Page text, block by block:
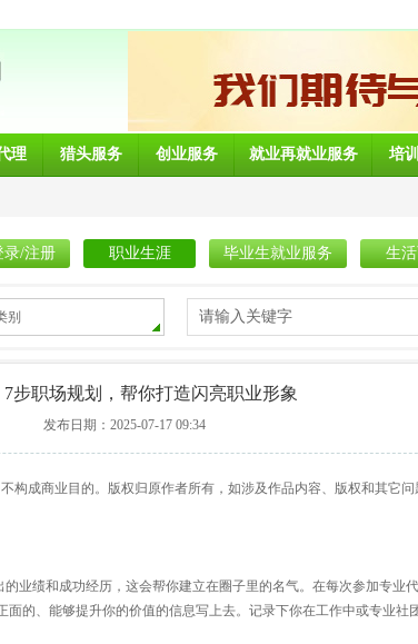
理 猎头服务 创业服务 就业再就业服务 培
录/注册 职业生涯 毕业生就业服务 生
别 请输入关键字
7步职场规划，帮你打造闪亮职业形象
发布日期：2025-07-17 09:34
构成商业目的。版权归原作者所有，如涉及作品内容、版权和其它
业绩和成功经历，这会帮你建立在圈子里的名气。在每次参加专业
的、能够提升你的价值的信息写上去。记录下你在工作中或专业社